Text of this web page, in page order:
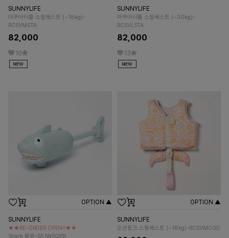
SUNNYLIFE
아쿠아터틀 스윕베스트 (~18kg)-
RCSVMSTA
82,000
10
SUNNYLIFE
아쿠아터틀 스윕베스트 (~30kg)-
RCSVLSTA
82,000
13
OPTION ▲
SUNNYLIFE
★★RE-ORDER OPEN!!★★
Shark 물총-S51WSQPB
OPTION ▲
SUNNYLIFE
오션핑크 스윔베스트 (~18kg)-RCSVMO3D